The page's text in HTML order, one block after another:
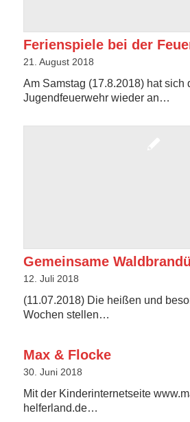
Ferienspiele bei der
21. August 2018
Am Samstag (17.8.2018) hat sich
Jugendfeuerwehr wieder an…
Gemeinsame
12. Juli 2018
(11.07.2018) Die heißen und
Wochen stellen…
Max & Flocke
30. Juni 2018
Mit der Kinderinternetseite
helferland.de…